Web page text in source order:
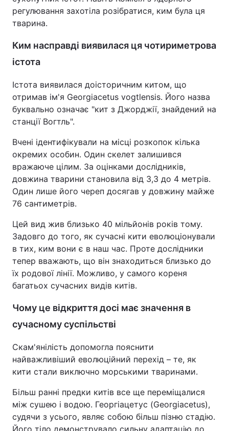
регулювання захотіла розібратися, ким була ця
тварина.
Ким насправді виявилася ця чотириметрова
істота
Істота виявилася доісторичним китом, що
отримав ім'я Georgiacetus vogtlensis. Його назва
буквально означає "кит з Джорджії, знайдений на
станції Вогтль".
Вчені ідентифікували на місці розкопок кілька
окремих особин. Один скелет залишився
вражаюче цілим. За оцінками дослідників,
довжина тварини становила від 3,3 до 4 метрів.
Один лише його череп досягав у довжину майже
76 сантиметрів.
Цей вид жив близько 40 мільйонів років тому.
Задовго до того, як сучасні кити еволюціонували
в тих, ким вони є в наш час. Проте дослідники
тепер вважають, що він знаходиться близько до
їх родової лінії. Можливо, у самого кореня
багатьох сучасних видів китів.
Чому це відкриття досі має значення в
сучасному суспільстві
Скам'янілість допомогла пояснити
найважливіший еволюційний перехід – те, як
кити стали виключно морськими тваринами.
Більш ранні предки китів все ще переміщалися
між сушею і водою. Георгіацетус (Georgiacetus),
судячи з усього, являє собою більш пізню стадію.
Його тіло демонструвало сильну адаптацію до